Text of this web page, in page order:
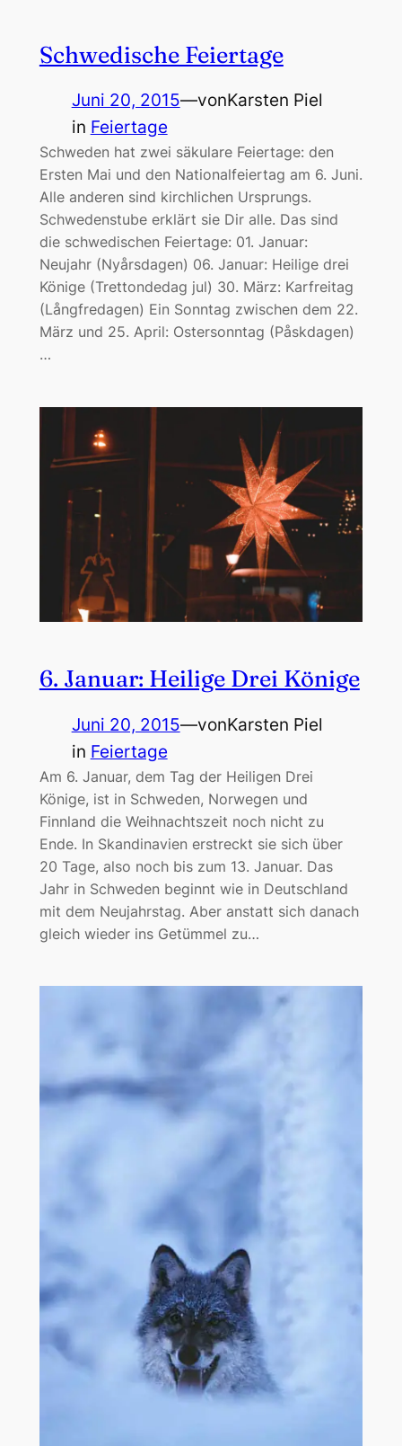
Schwedische Feiertage
Juni 20, 2015—vonKarsten Piel
in Feiertage
Schweden hat zwei säkulare Feiertage: den
Ersten Mai und den Nationalfeiertag am 6. Juni.
Alle anderen sind kirchlichen Ursprungs.
Schwedenstube erklärt sie Dir alle. Das sind
die schwedischen Feiertage: 01. Januar:
Neujahr (Nyårsdagen) 06. Januar: Heilige drei
Könige (Trettondedag jul) 30. März: Karfreitag
(Långfredagen) Ein Sonntag zwischen dem 22.
März und 25. April: Ostersonntag (Påskdagen)
…
6. Januar: Heilige Drei Könige
Juni 20, 2015—vonKarsten Piel
in Feiertage
Am 6. Januar, dem Tag der Heiligen Drei
Könige, ist in Schweden, Norwegen und
Finnland die Weihnachtszeit noch nicht zu
Ende. In Skandinavien erstreckt sie sich über
20 Tage, also noch bis zum 13. Januar. Das
Jahr in Schweden beginnt wie in Deutschland
mit dem Neujahrstag. Aber anstatt sich danach
gleich wieder ins Getümmel zu…